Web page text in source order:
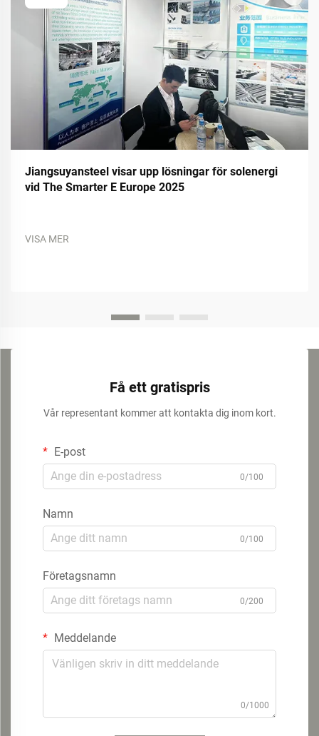
Jiangsuyansteel visar upp lösningar för solenergi
vid The Smarter E Europe 2025
VISA MER
Få ett gratispris
Vår representant kommer att kontakta dig inom kort.
E-post
0/100
Namn
0/100
Företagsnamn
0/200
Meddelande
0/1000